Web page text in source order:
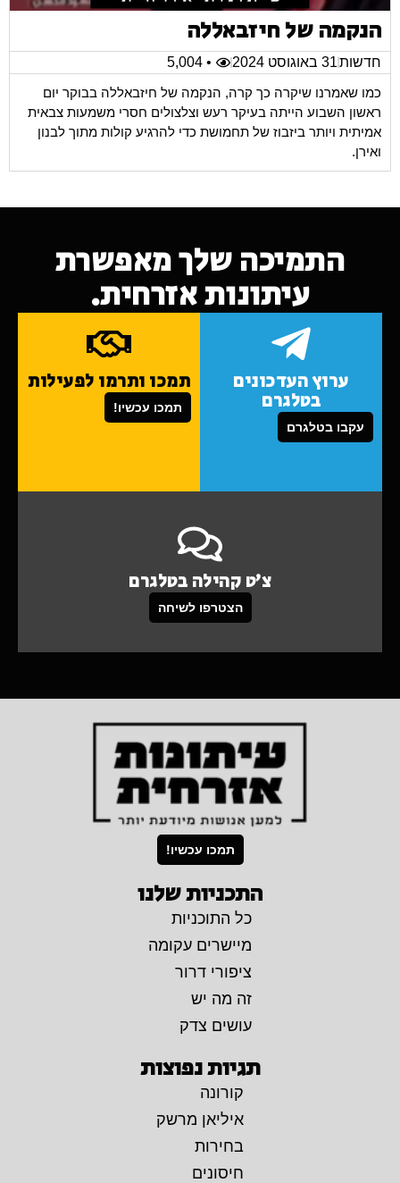
הנקמה של חיזבאללה
חדשות31 באוגוסט 2024
• 5,004
כמו שאמרנו שיקרה כך קרה, הנקמה של חיזבאללה בבוקר יום
ראשון השבוע הייתה בעיקר רעש וצלצולים חסרי משמעות צבאית
אמיתית ויותר ביזבוז של תחמושת כדי להרגיע קולות מתוך לבנון
ואירן.
התמיכה שלך מאפשרת
עיתונות אזרחית.
ערוץ העדכונים
בטלגרם
עקבו בטלגרם
תמכו ותרמו לפעילות
תמכו עכשיו!
צ'ט קהילה בטלגרם
הצטרפו לשיחה
תמכו עכשיו!
התכניות שלנו
כל התוכניות
מיישרים עקומה
ציפורי דרור
זה מה יש
עושים צדק
תגיות נפוצות
קורונה
איליאן מרשק
בחירות
חיסונים